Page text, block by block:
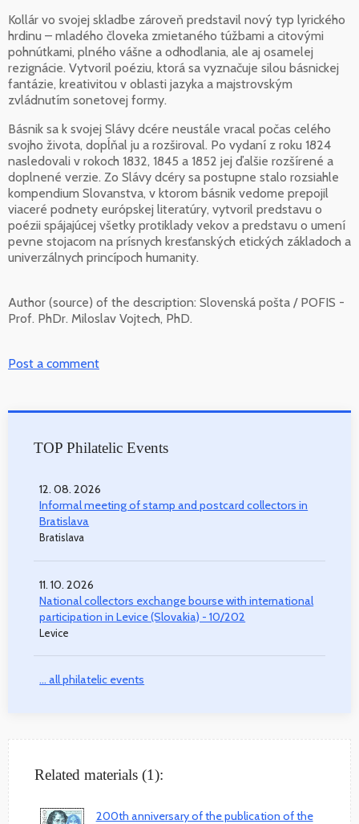
Kollár vo svojej skladbe zároveň predstavil nový typ lyrického
hrdinu – mladého človeka zmietaného túžbami a citovými
pohnútkami, plného vášne a odhodlania, ale aj osamelej
rezignácie. Vytvoril poéziu, ktorá sa vyznačuje silou básnickej
fantázie, kreativitou v oblasti jazyka a majstrovským
zvládnutím sonetovej formy.
Básnik sa k svojej Slávy dcére neustále vracal počas celého
svojho života, dopĺňal ju a rozširoval. Po vydaní z roku 1824
nasledovali v rokoch 1832, 1845 a 1852 jej ďalšie rozšírené a
doplnené verzie. Zo Slávy dcéry sa postupne stalo rozsiahle
kompendium Slovanstva, v ktorom básnik vedome prepojil
viaceré podnety európskej literatúry, vytvoril predstavu o
poézii spájajúcej všetky protiklady vekov a predstavu o umení
pevne stojacom na prísnych kresťanských etických základoch a
univerzálnych princípoch humanity.
Author (source) of the description: Slovenská pošta / POFIS -
Prof. PhDr. Miloslav Vojtech, PhD.
Post a comment
TOP Philatelic Events
12. 08. 2026
Informal meeting of stamp and postcard collectors in
Bratislava
Bratislava
11. 10. 2026
National collectors exchange bourse with international
participation in Levice (Slovakia) - 10/202
Levice
... all philatelic events
Related materials (1):
200th anniversary of the publication of the